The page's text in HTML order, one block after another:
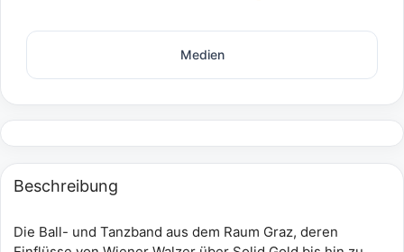
Medien
Beschreibung
Die Ball- und Tanzband aus dem Raum Graz, deren